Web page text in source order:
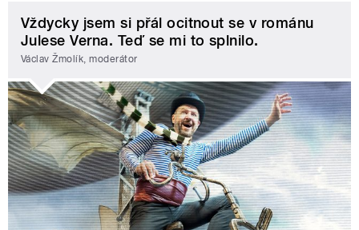
Vždycky jsem si přál ocitnout se v románu
Julese Verna. Teď se mi to splnilo.
Václav Žmolík, moderátor